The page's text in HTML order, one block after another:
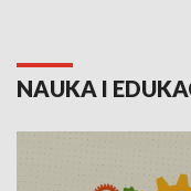
NAUKA I